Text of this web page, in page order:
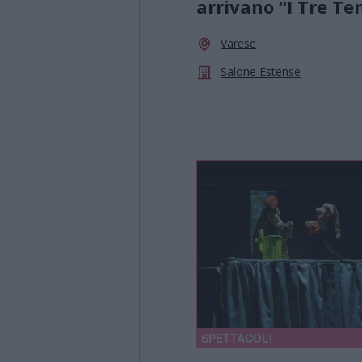
arrivano “I Tre
Varese
Salone Estense
SPETTACOLI